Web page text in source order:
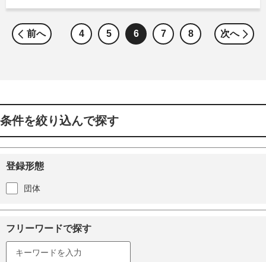
前へ 4 5 6 7 8 次へ
条件を絞り込んで探す
登録形態
団体
フリーワードで探す